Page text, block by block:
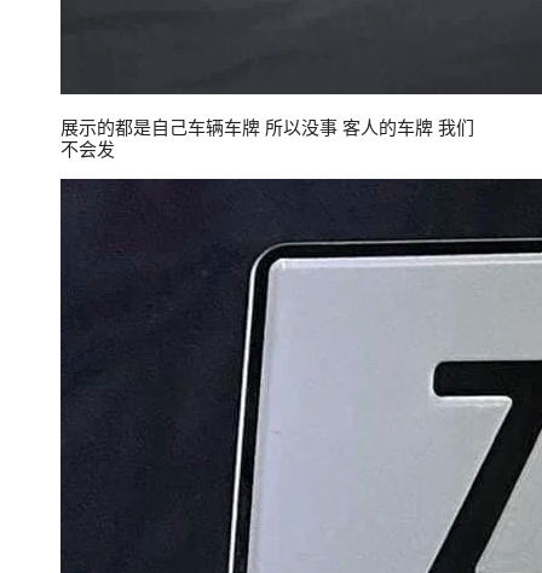
展示的都是自己车辆车牌 所以没事 客人的车牌 我们
不会发